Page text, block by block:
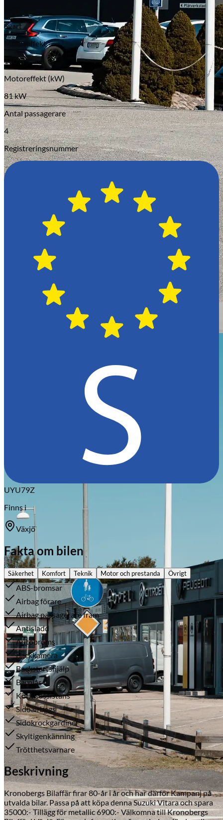
Serviceverkstad
Svart
Motoreffekt
110 HK
Motoreffekt (kW)
81 kW
Antal passagerare
4
Registreringsnummer
UYU79Z
Finns i
Växjö
Fakta om bilen
Säkerhet Komfort Teknik Motor och prestanda Övrigt
ABS-bromsar
Airbag förare
Airbag passagerare fram
Antisladd
Autobroms
Backkamera
Backstartshjälp
Barnlås
Körfilsassistans
Sidoairbags
Sidokrockgardiner
Skyltigenkänning
Trötthetsvarnare
Beskrivning
Kronobergs Bilaffär firar 80-år i år och har därför Kampanj på
utvalda bilar. Passa på att köpa denna Suzuki Vitara och spara
35000:- Tillägg för metallic 6900:- Välkomna till Kronobergs